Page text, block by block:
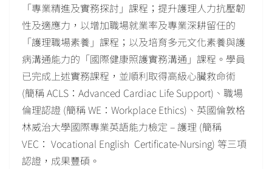
「專業精進及實務探討」課程；提升護理人力抗壓韌
性及適應力，以增加職場就業率及專業深耕留任的
「護理職場素養」課程；以及培育多元文化素養與護
病溝通能力的「國際健康照護實務溝通」課程。學員
已完成上述實務課程，並順利取得高級心臟救命術
(簡稱 ACLS：Advanced Cardiac Life Support)、職場
倫理認證 (簡稱 WE：Workplace Ethics)、英國倫敦格
林威治大學國際專業英語能力檢定 – 護理 (簡稱
VEC： Vocational English Certificate-Nursing) 等三項
認證，成果豐碩。